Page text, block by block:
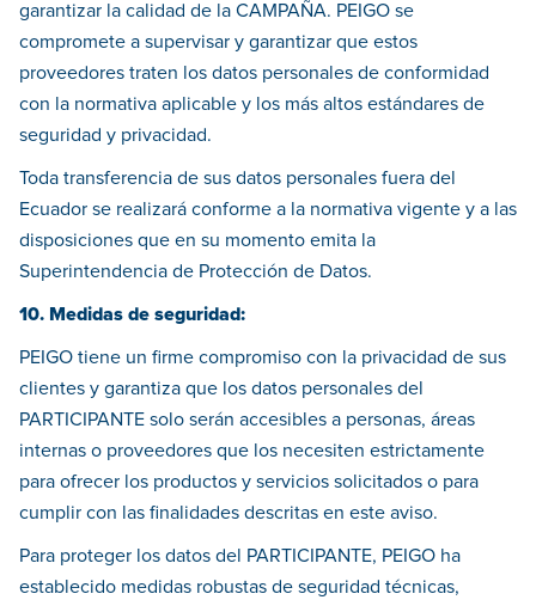
garantizar la calidad de la CAMPAÑA. PEIGO se
compromete a supervisar y garantizar que estos
proveedores traten los datos personales de conformidad
con la normativa aplicable y los más altos estándares de
seguridad y privacidad.
Toda transferencia de sus datos personales fuera del
Ecuador se realizará conforme a la normativa vigente y a las
disposiciones que en su momento emita la
Superintendencia de Protección de Datos.
10. Medidas de seguridad:
PEIGO tiene un firme compromiso con la privacidad de sus
clientes y garantiza que los datos personales del
PARTICIPANTE solo serán accesibles a personas, áreas
internas o proveedores que los necesiten estrictamente
para ofrecer los productos y servicios solicitados o para
cumplir con las finalidades descritas en este aviso.
Para proteger los datos del PARTICIPANTE, PEIGO ha
establecido medidas robustas de seguridad técnicas,